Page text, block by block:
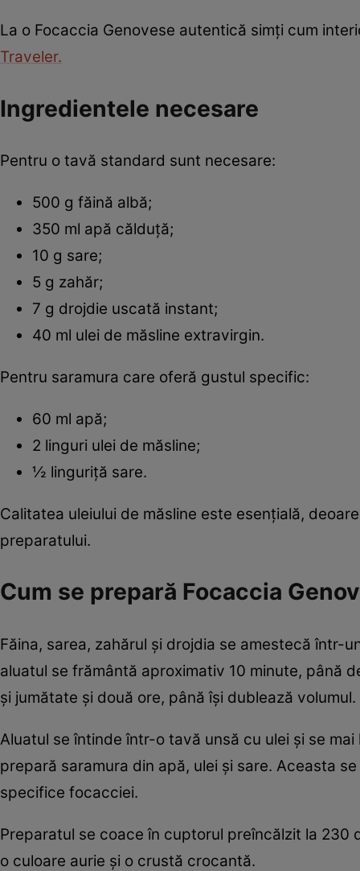
La o Focaccia Genovese autentică simți cum
Traveler.
Ingredientele necesare
Pentru o tavă standard sunt necesare:
500 g făină albă;
350 ml apă călduță;
10 g sare;
5 g zahăr;
7 g drojdie uscată instant;
40 ml ulei de măsline extravirgin.
Pentru saramura care oferă gustul specific:
60 ml apă;
2 linguri ulei de măsline;
½ linguriță sare.
Calitatea uleiului de măsline este esențială,
preparatului.
Cum se prepară Focaccia
Făina, sarea, zahărul și drojdia se amestecă într-
aluatul se frământă aproximativ 10 minute, până
și jumătate și două ore, până își dublează volumul.
Aluatul se întinde într-o tavă unsă cu ulei și se
prepară saramura din apă, ulei și sare. Aceasta
specifice focacciei.
Preparatul se coace în cuptorul preîncălzit la
o culoare aurie și o crustă crocantă.